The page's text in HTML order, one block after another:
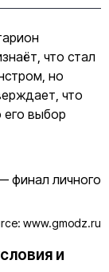
что стал
но
что
его выбор
www.gmodz.ru
и